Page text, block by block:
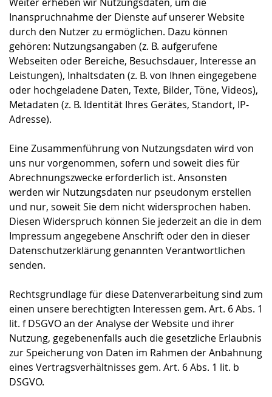
Inanspruchnahme der Dienste auf unserer Website
durch den Nutzer zu ermöglichen. Dazu können
gehören: Nutzungsangaben (z. B. aufgerufene
Webseiten oder Bereiche, Besuchsdauer, Interesse an
Leistungen), Inhaltsdaten (z. B. von Ihnen eingegebene
oder hochgeladene Daten, Texte, Bilder, Töne, Videos),
Metadaten (z. B. Identität Ihres Gerätes, Standort, IP-
Adresse).
Eine Zusammenführung von Nutzungsdaten wird von
uns nur vorgenommen, sofern und soweit dies für
Abrechnungszwecke erforderlich ist. Ansonsten
werden wir Nutzungsdaten nur pseudonym erstellen
und nur, soweit Sie dem nicht widersprochen haben.
Diesen Widerspruch können Sie jederzeit an die in dem
Impressum angegebene Anschrift oder den in dieser
Datenschutzerklärung genannten Verantwortlichen
senden.
Rechtsgrundlage für diese Datenverarbeitung sind zum
einen unsere berechtigten Interessen gem. Art. 6 Abs. 1
lit. f DSGVO an der Analyse der Website und ihrer
Nutzung, gegebenenfalls auch die gesetzliche Erlaubnis
zur Speicherung von Daten im Rahmen der Anbahnung
eines Vertragsverhältnisses gem. Art. 6 Abs. 1 lit. b
DSGVO.